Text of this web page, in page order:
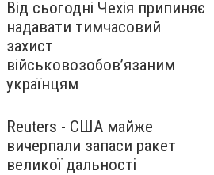
Від сьогодні Чехія припиняє
надавати тимчасовий
захист
військовозобов’язаним
українцям
Reuters - США майже
вичерпали запаси ракет
великої дальності